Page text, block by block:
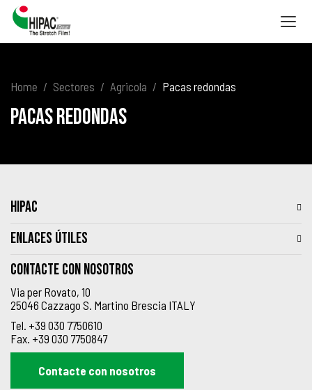
Home Sectores Agricola Pacas redondas
Pacas redondas
HIPAC
ENLACES ÚTILES
Contacte con nosotros
Via per Rovato, 10
25046 Cazzago S. Martino Brescia ITALY
Tel. +39 030 7750610
Fax. +39 030 7750847
Contacte con nosotros